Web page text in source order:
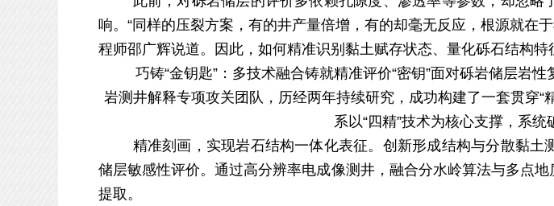
响。 “同样的压裂方案，有的井产量倍增，有的却毫无反应，根源就在
程师邵广辉说道。因此，如何精准识别黏土赋存状态、量化砾石结构特
巧铸“金钥匙”：多技术融合铸就精准评价“密钥”面对砾岩储层岩性
岩测井解释专项攻关团队，历经两年持续研究，成功构建了一套贯穿“
系以“四精”技术为核心支撑，系统
精准刻画，实现岩石结构一体化表征。创新形成结构与分散黏
储层敏感性评价。通过高分辨率电成像测井，融合分水岭算法与多点
提取。